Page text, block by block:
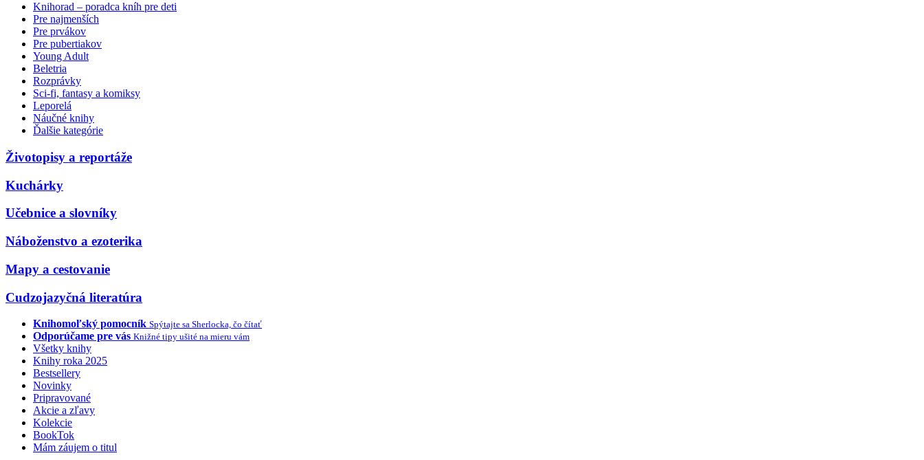
Knihorad – poradca kníh pre deti
Pre najmenších
Pre prvákov
Pre pubertiakov
Young Adult
Beletria
Rozprávky
Sci-fi, fantasy a komiksy
Leporelá
Náučné knihy
Ďalšie kategórie
Životopisy a reportáže
Kuchárky
Učebnice a slovníky
Náboženstvo a ezoterika
Mapy a cestovanie
Cudzojazyčná literatúra
Knihomoľský pomocník Spýtajte sa Sherlocka, čo čítať
Odporúčame pre vás Knižné tipy ušité na mieru vám
Všetky knihy
Knihy roka 2025
Bestsellery
Novinky
Pripravované
Akcie a zľavy
Kolekcie
BookTok
Mám záujem o titul